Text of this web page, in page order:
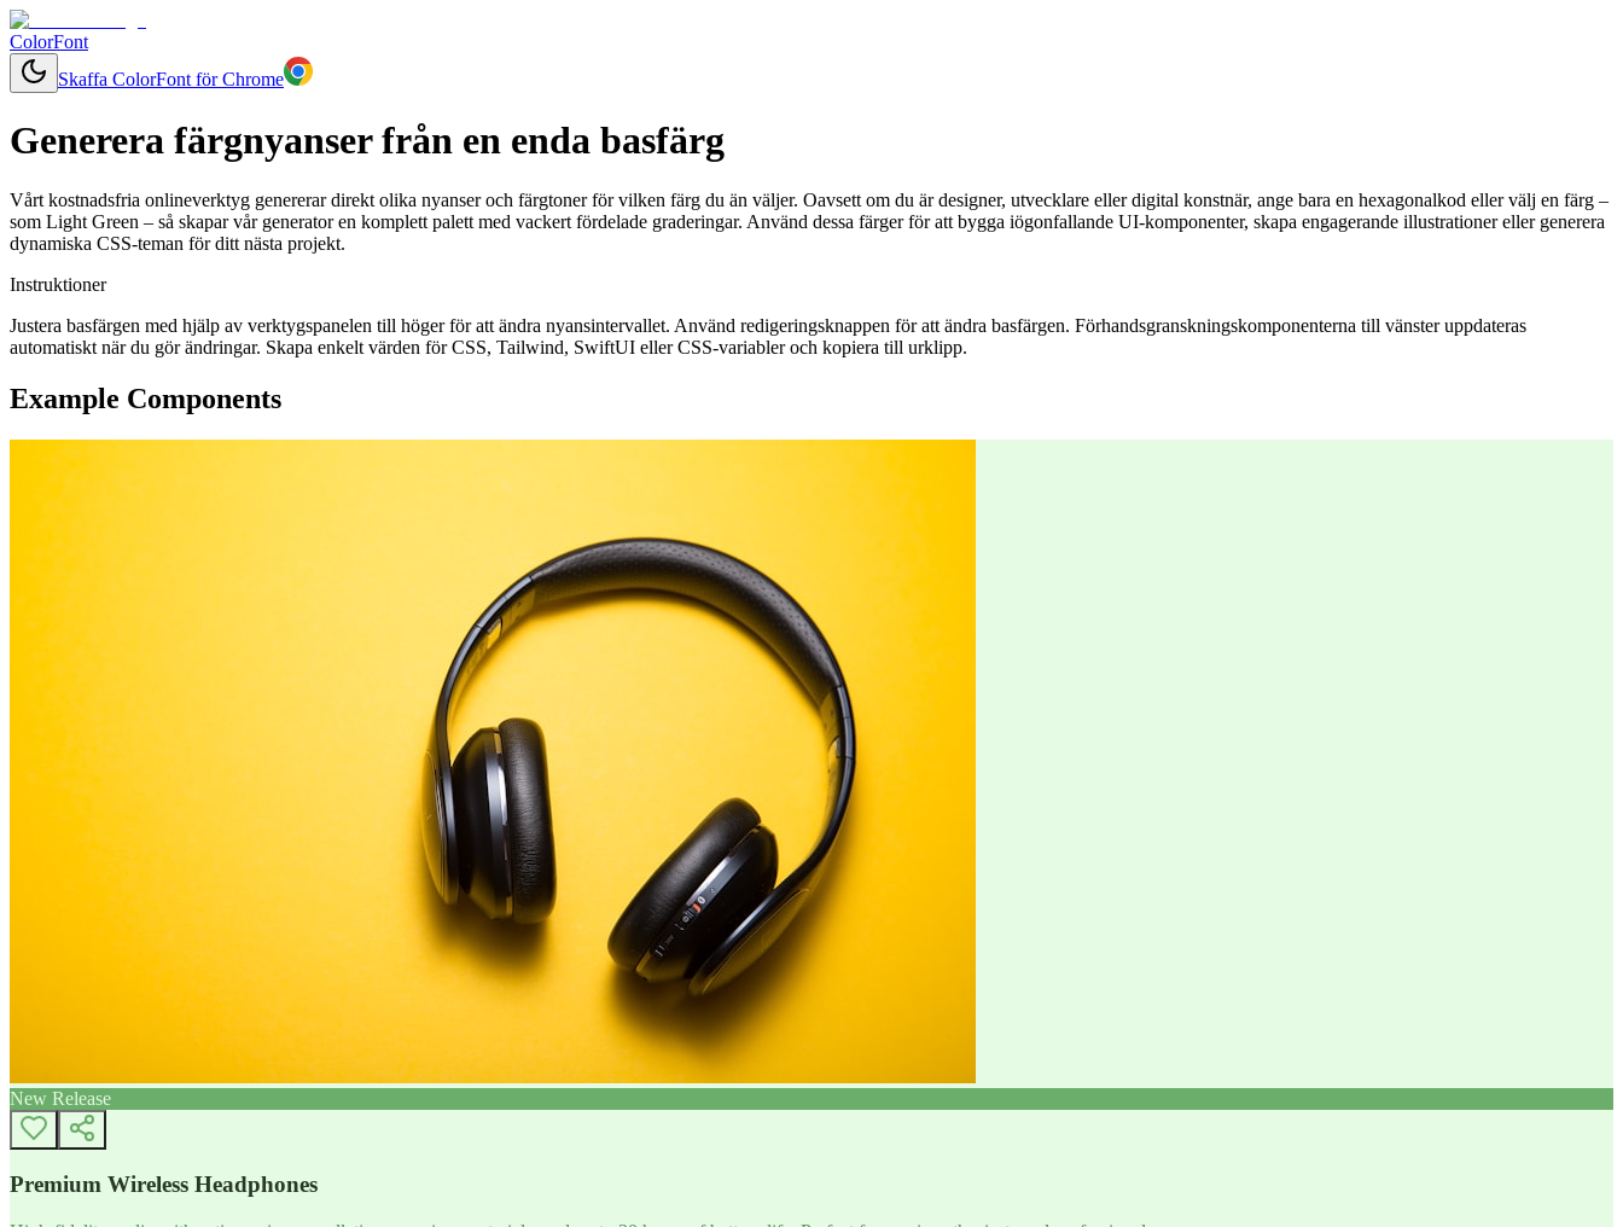
ColorFont
Skaffa ColorFont för Chrome
Generera färgnyanser från en enda basfärg
Vårt kostnadsfria onlineverktyg genererar direkt olika nyanser och färgtoner för vilken färg du än väljer. Oavsett om du är designer, utvecklare eller digital konstnär, ange bara en hexagonalkod eller välj en färg –
som Light Green – så skapar vår generator en komplett palett med vackert fördelade graderingar. Använd dessa färger för att bygga iögonfallande UI-komponenter, skapa engagerande illustrationer eller generera
dynamiska CSS-teman för ditt nästa projekt.
Instruktioner
Justera basfärgen med hjälp av verktygspanelen till höger för att ändra nyansintervallet. Använd redigeringsknappen för att ändra basfärgen. Förhandsgranskningskomponenterna till vänster uppdateras
automatiskt när du gör ändringar. Skapa enkelt värden för CSS, Tailwind, SwiftUI eller CSS-variabler och kopiera till urklipp.
Example Components
New Release
Premium Wireless Headphones